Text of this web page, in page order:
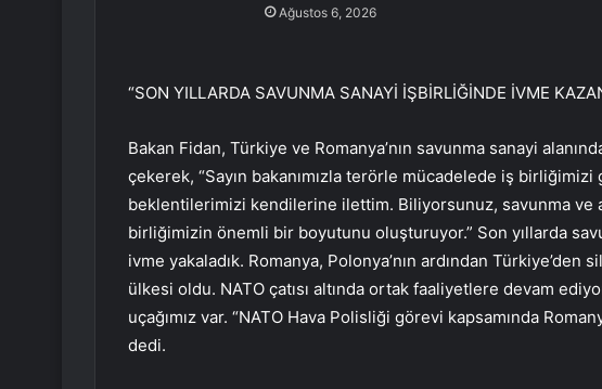
Ağustos 6, 2026
“SON YILLARDA SAVUNMA SANAYİ İŞBİRLİĞİNDE İVME
Bakan Fidan, Türkiye ve Romanya’nın savunma sanayi
çekerek, “Sayın bakanımızla terörle mücadelede iş
beklentilerimizi kendilerine ilettim. Biliyorsunuz, savunma ve
birliğimizin önemli bir boyutunu oluşturuyor.” Son yıllarda
ivme yakaladık. Romanya, Polonya’nın ardından Türkiye’den
ülkesi oldu. NATO çatısı altında ortak faaliyetlere devam
uçağımız var. “NATO Hava Polisliği görevi kapsamında
dedi.